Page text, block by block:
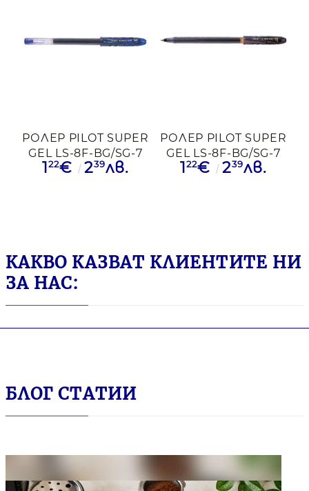
РОЛЕР PILOT SUPER
GEL LS-8F-BG/SG-7
0.7 СИН
122€ 239лв.
РОЛЕР PILOT SUPER
GEL LS-8F-BG/SG-7
0.7 ЧРН
122€ 239лв.
КАКВО КАЗВАТ КЛИЕНТИТЕ НИ
ЗА НАС:
БЛОГ СТАТИИ